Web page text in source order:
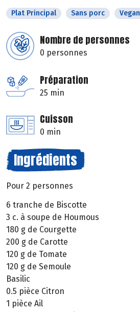
Plat Principal Sans porc Vegan
Nombre de personnes
0 personnes
Préparation
25 min
Cuisson
0 min
Ingrédients
Pour 2 personnes
6 tranche de Biscotte
3 c. à soupe de Houmous
180 g de Courgette
200 g de Carotte
120 g de Tomate
120 g de Semoule
Basilic
0.5 pièce Citron
1 pièce Ail